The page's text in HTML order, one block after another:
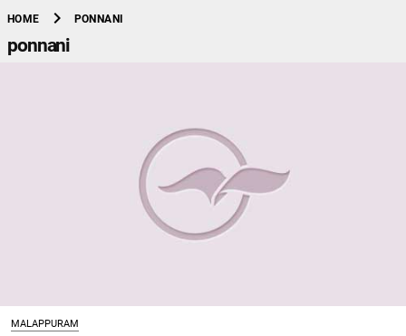
HOME chevron_right PONNANI
ponnani
MALAPPURAM